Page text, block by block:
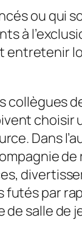
ou qui
à
entretenir
collègues
choisir
Dans
futés par
salle de